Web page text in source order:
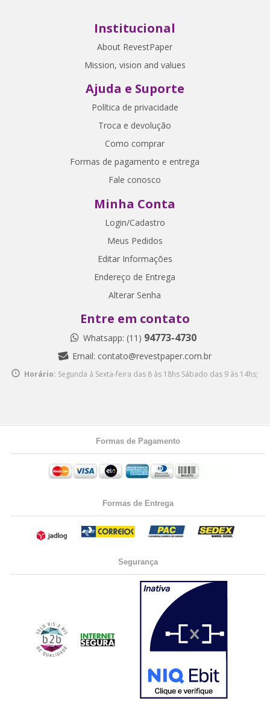
Institucional
About RevestPaper
Mission, vision and values
Ajuda e Suporte
Política de privacidade
Troca e devolução
Como comprar
Formas de pagamento e entrega
Fale conosco
Minha Conta
Login/Cadastro
Meus Pedidos
Editar Informações
Endereço de Entrega
Alterar Senha
Entre em contato
Whatsapp: (11) 94773-4730
Email: contato@revestpaper.com.br
Horário: Segunda à Sexta-feira das 8 às 18hs Sábado das 9 às 14hs;
Formas de Pagamento
Formas de Entrega
Segurança